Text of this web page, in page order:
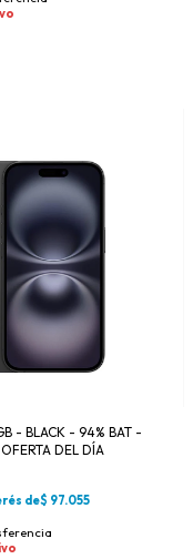
- BLACK - 94% BAT -
DEL DÍA